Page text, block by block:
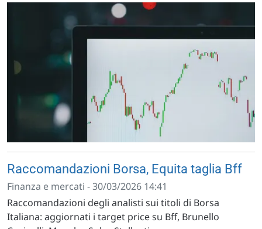
Raccomandazioni Borsa, Equita taglia Bff
Finanza e mercati - 30/03/2026 14:41
Raccomandazioni degli analisti sui titoli di Borsa
Italiana: aggiornati i target price su Bff, Brunello